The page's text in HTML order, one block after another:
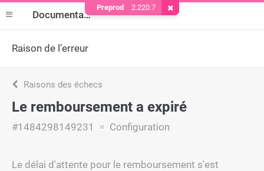
Documentation
Raison de l’erreur
Raisons des échecs
Le remboursement a expiré
#1484298149231 Configuration
Le délai d'attente pour le remboursement s'est
Preprod 2.220.7 Supprimer le cookie